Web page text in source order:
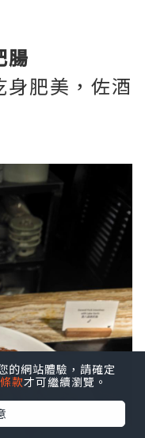
腸
肥美，佐酒
網站體驗，請確定
款才可繼續瀏覽。